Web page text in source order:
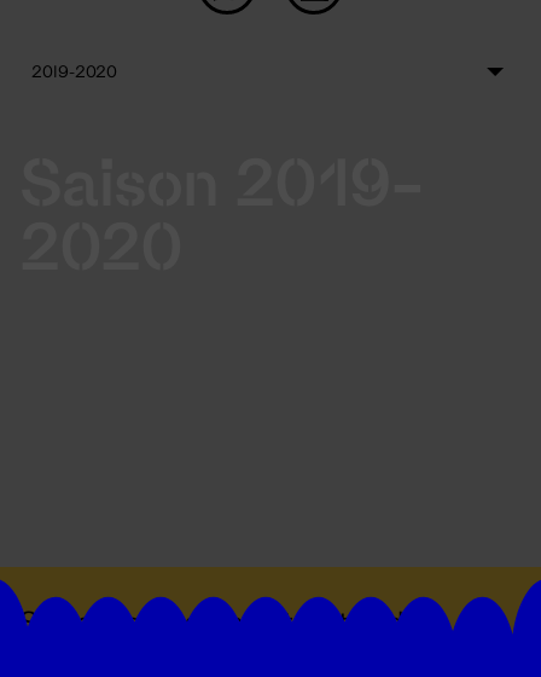
Suivez toutes les actualités du